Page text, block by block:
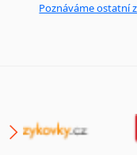
Poznáváme ostatní